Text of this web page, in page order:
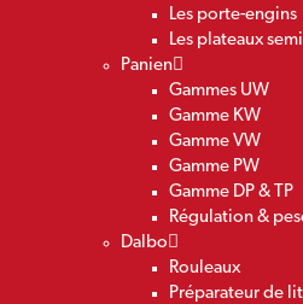
Les porte-engins
Les plateaux
Panien
Gammes UW
Gamme KW
Gamme VW
Gamme PW
Gamme DP & TP
Régulation &
Dalbo
Rouleaux
Préparateur de